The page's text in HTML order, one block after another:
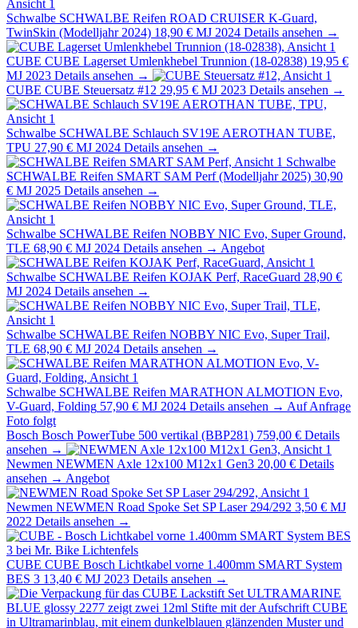
Schwalbe SCHWALBE Reifen ROAD CRUISER K-Guard,
TwinSkin (Modelljahr 2024) 18,90 € MJ 2024 Details ansehen →
CUBE CUBE Lagerset Umlenkhebel Trunnion (18-02838) 19,95 €
MJ 2023 Details ansehen →
CUBE CUBE Steuersatz #12 29,95 € MJ 2023 Details ansehen →
Schwalbe SCHWALBE Schlauch SV19E AEROTHAN TUBE,
TPU 27,90 € MJ 2024 Details ansehen →
Schwalbe
SCHWALBE Reifen SMART SAM Perf (Modelljahr 2025) 30,90
€ MJ 2025 Details ansehen →
Schwalbe SCHWALBE Reifen NOBBY NIC Evo, Super Ground,
TLE 68,90 € MJ 2024 Details ansehen → Angebot
Schwalbe SCHWALBE Reifen KOJAK Perf, RaceGuard 28,90 €
MJ 2024 Details ansehen →
Schwalbe SCHWALBE Reifen NOBBY NIC Evo, Super Trail,
TLE 68,90 € MJ 2024 Details ansehen →
Schwalbe SCHWALBE Reifen MARATHON ALMOTION Evo,
V-Guard, Folding 57,90 € MJ 2024 Details ansehen → Auf Anfrage
Foto folgt
Bosch Bosch PowerTube 500 vertikal (BBP281) 759,00 € Details
ansehen →
Newmen NEWMEN Axle 12x100 M12x1 Gen3 20,00 € Details
ansehen → Angebot
Newmen NEWMEN Road Spoke Set SP Laser 294/292 3,50 € MJ
2022 Details ansehen →
CUBE CUBE Bosch Lichtkabel vorne 1.400mm SMART System
BES 3 13,40 € MJ 2023 Details ansehen →